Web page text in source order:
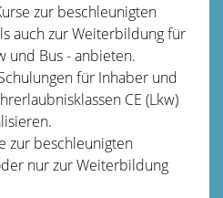
zur beschleunigten
auch zur Weiterbildung für
und Bus - anbieten.
für Inhaber und
CE (Lkw)
zur beschleunigten
nur zur Weiterbildung